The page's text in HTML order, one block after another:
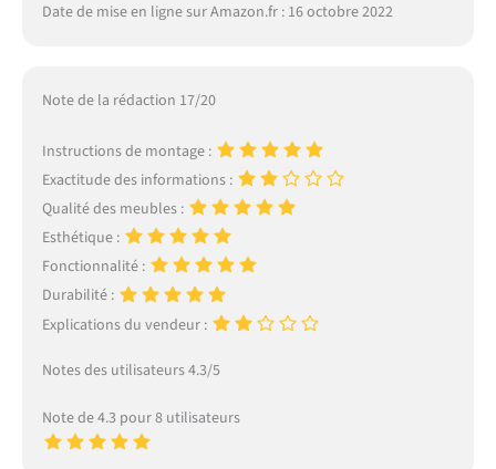
Date de mise en ligne sur Amazon.fr : 16 octobre 2022
Note de la rédaction 17/20
Instructions de montage :
Exactitude des informations :
Qualité des meubles :
Esthétique :
Fonctionnalité :
Durabilité :
Explications du vendeur :
Notes des utilisateurs 4.3/5
Note de 4.3 pour 8 utilisateurs